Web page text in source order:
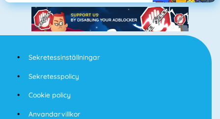
Sekretessinställningar
Sekretesspolicy
Cookie policy
Anvandarvillkor